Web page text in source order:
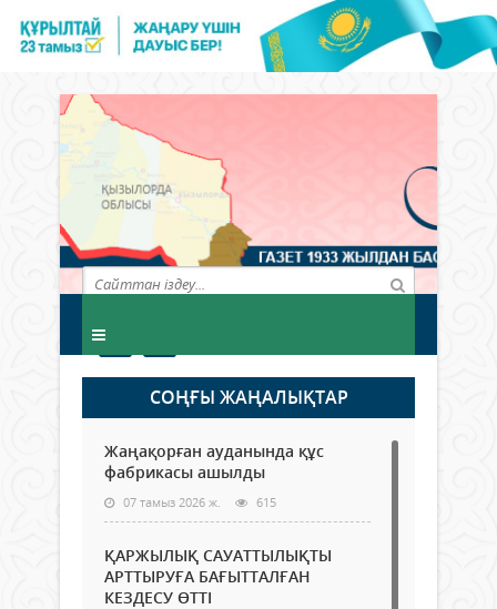
СОҢҒЫ ЖАҢАЛЫҚТАР
Жаңақорған ауданында құс
фабрикасы ашылды
07 тамыз 2026 ж. 615
ҚАРЖЫЛЫҚ САУАТТЫЛЫҚТЫ
АРТТЫРУҒА БАҒЫТТАЛҒАН
КЕЗДЕСУ ӨТТІ